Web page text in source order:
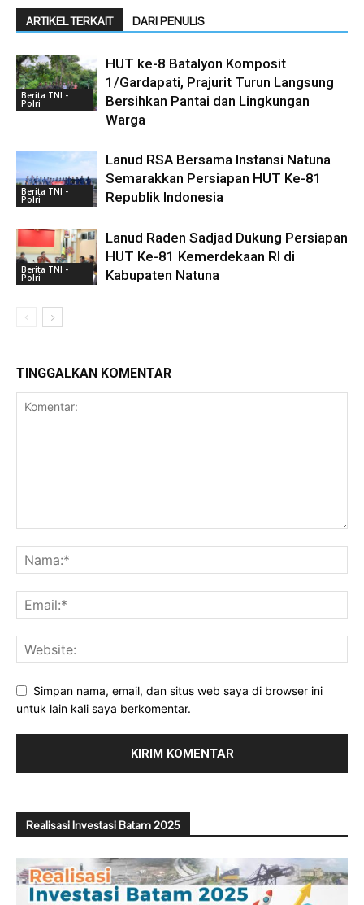
ARTIKEL TERKAIT DARI PENULIS
Berita TNI -
Polri
HUT ke-8 Batalyon Komposit
1/Gardapati, Prajurit Turun Langsung
Bersihkan Pantai dan Lingkungan
Warga
Berita TNI -
Polri
Lanud RSA Bersama Instansi Natuna
Semarakkan Persiapan HUT Ke-81
Republik Indonesia
Berita TNI -
Polri
Lanud Raden Sadjad Dukung Persiapan
HUT Ke-81 Kemerdekaan RI di
Kabupaten Natuna
TINGGALKAN KOMENTAR
Simpan nama, email, dan situs web saya di browser ini
untuk lain kali saya berkomentar.
Realisasi Investasi Batam 2025